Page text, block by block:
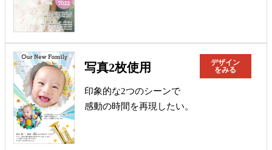
写真2枚使用
デザイン
をみる
印象的な2つのシーンで
感動の時間を再現したい。